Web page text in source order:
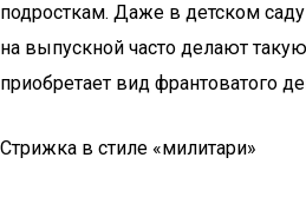
подросткам. Даже в детском
на выпускной часто делают
приобретает вид франтоватого
Стрижка в стиле «милитари»